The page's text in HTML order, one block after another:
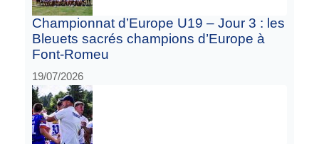
Championnat d’Europe U19 – Jour 3 : les
Bleuets sacrés champions d’Europe à
Font-Romeu
19/07/2026